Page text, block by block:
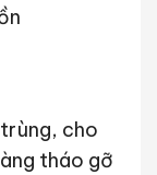
cho
tháo gỡ